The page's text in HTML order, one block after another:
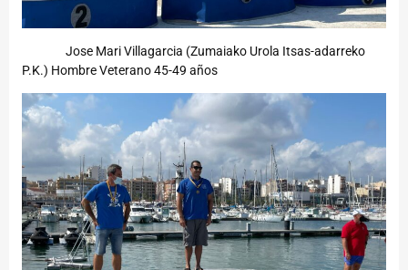
Jose Mari Villagarcia (Zumaiako Urola Itsas-adarreko
P.K.) Hombre Veterano 45-49 años